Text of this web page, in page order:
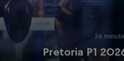
26
Pretoria P1